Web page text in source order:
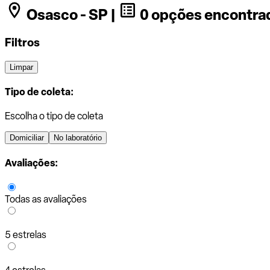
Osasco - SP | 0 opções
Filtros
Limpar
Tipo de coleta:
Escolha o tipo de coleta
Domiciliar No laboratório
Avaliações:
Todas as avaliações
5 estrelas